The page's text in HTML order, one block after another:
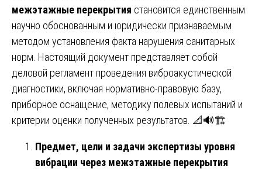
межэтажные перекрытия становится единственным
научно обоснованным и юридически признаваемым
методом установления факта нарушения санитарных
норм. Настоящий документ представляет собой
деловой регламент проведения виброакустической
диагностики, включая нормативно-правовую базу,
приборное оснащение, методику полевых испытаний и
критерии оценки полученных результатов. 📐🔊🏗️
Предмет, цели и задачи экспертизы уровня
вибрации через межэтажные перекрытия